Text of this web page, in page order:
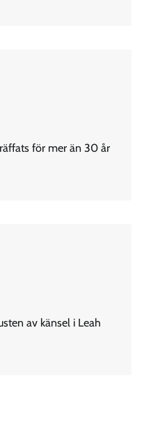
för mer än 30 år
av känsel i Leah